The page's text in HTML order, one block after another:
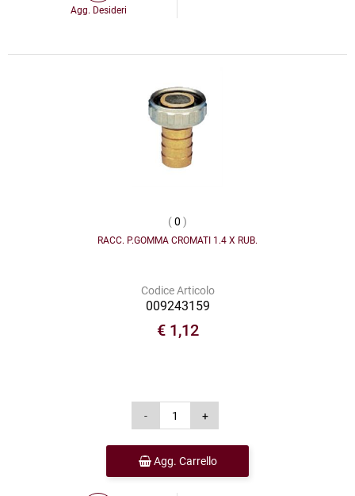
Agg. Desideri
(0 )
RACC. P.GOMMA CROMATI 1.4 X RUB.
Codice Articolo
009243159
€ 1,12
Agg. Carrello